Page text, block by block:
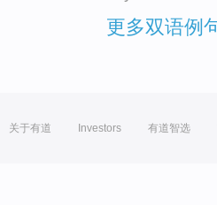
更多双语例
关于有道 Investors 有道智选